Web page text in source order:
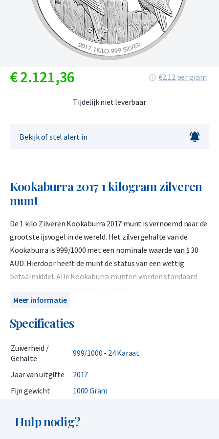
€2.121,36 €2,12 per gram
Tijdelijk niet leverbaar
Bekijk of stel alert in
Kookaburra 2017 1 kilogram zilveren
munt
De 1 kilo Zilveren Kookaburra 2017 munt is vernoemd naar de
grootste ijsvogel in de wereld. Het zilvergehalte van de
Kookaburra is 999/1000 met een nominale waarde van $ 30
AUD. Hierdoor heeft de munt de status van een wettig
betaalmiddel. Alle Kookaburra munten worden standaard
geleverd in een harde plastic capsule.
De zilveren Kookaburra is voor het eerst uitgegeven in 1990
door het Australische Perth Mint in één troy ounce. Pas een
jaar later zijn daar varianten in 2 troy ounce, 10 troy ounce en
een kilogram aan toegevoegd. Jaarlijks wordt het design van
de Kookaburra aangepast, mede daardoor is de munt ook erg
veel hoger, want die wordt bepaald door de zilverprijs. De
Meer informatie
Specificaties
Zuiverheid /
Gehalte
999/1000 - 24 Karaat
Jaar van uitgifte
2017
Fijn gewicht
1000 Gram
Hulp nodig?